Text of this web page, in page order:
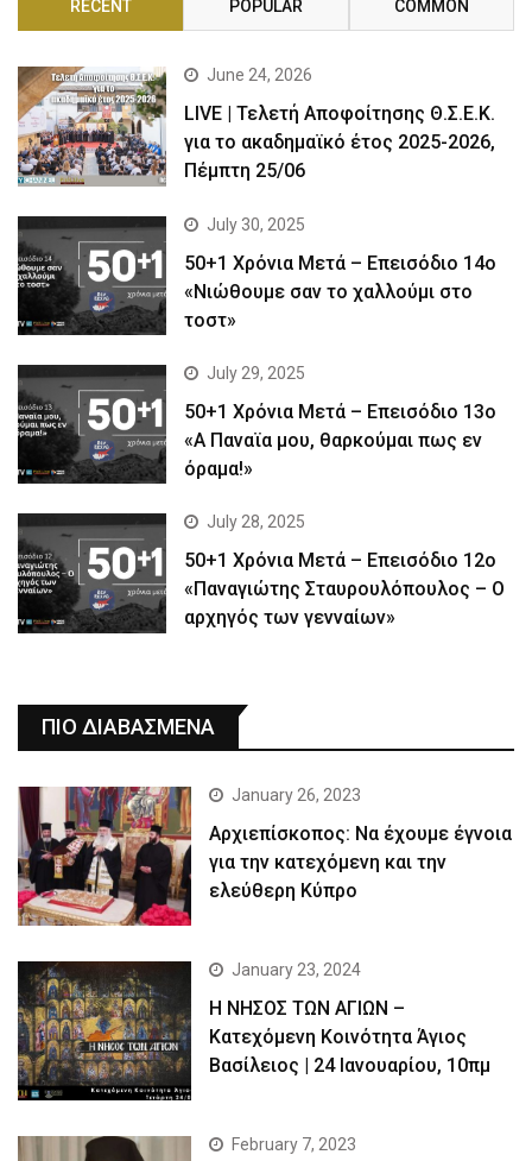
RECENT POPULAR COMMON
June 24, 2026
LIVE | Τελετή Αποφοίτησης Θ.Σ.Ε.Κ.
για το ακαδημαϊκό έτος 2025-2026,
Πέμπτη 25/06
July 30, 2025
50+1 Χρόνια Μετά – Επεισόδιο 14ο
«Νιώθουμε σαν το χαλλούμι στο
τοστ»
July 29, 2025
50+1 Χρόνια Μετά – Επεισόδιο 13ο
«Α Παναϊα μου, θαρκούμαι πως εν
όραμα!»
July 28, 2025
50+1 Χρόνια Μετά – Επεισόδιο 12ο
«Παναγιώτης Σταυρουλόπουλος – Ο
αρχηγός των γενναίων»
ΠΙΟ ΔΙΑΒΑΣΜΕΝΑ
January 26, 2023
Αρχιεπίσκοπος: Να έχουμε έγνοια
για την κατεχόμενη και την
ελεύθερη Κύπρο
January 23, 2024
Η ΝΗΣΟΣ ΤΩΝ ΑΓΙΩΝ –
Κατεχόμενη Κοινότητα Άγιος
Βασίλειος | 24 Ιανουαρίου, 10πμ
February 7, 2023